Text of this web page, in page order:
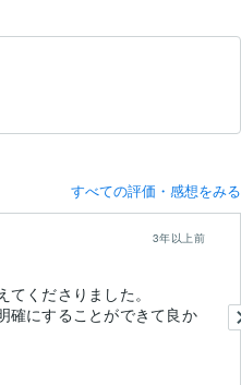
すべての評価・感想をみる
3年以上前
くださりました。
確にすることができて良か